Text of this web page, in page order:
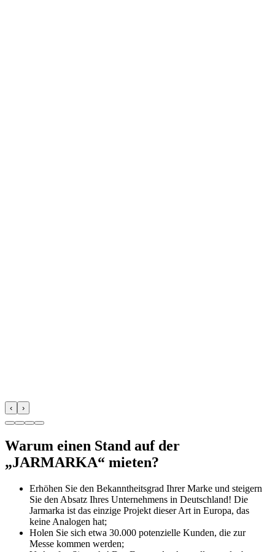
‹ ›
Warum einen Stand auf der
„JARMARKА“ mieten?
Erhöhen Sie den Bekanntheitsgrad Ihrer Marke und steigern
Sie den Absatz Ihres Unternehmens in Deutschland! Die
Jarmarka ist das einzige Projekt dieser Art in Europa, das
keine Analogen hat;
Holen Sie sich etwa 30.000 potenzielle Kunden, die zur
Messe kommen werden;